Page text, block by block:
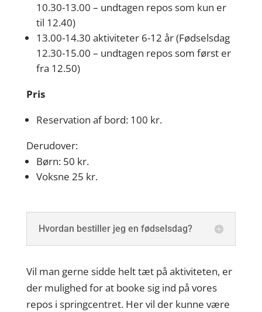
10.30-13.00 – undtagen repos som kun er
til 12.40)
13.00-14.30 aktiviteter 6-12 år (Fødselsdag
12.30-15.00 – undtagen repos som først er
fra 12.50)
Pris
Reservation af bord: 100 kr.
Derudover:
Børn: 50 kr.
Voksne 25 kr.
Hvordan bestiller jeg en fødselsdag?
Vil man gerne sidde helt tæt på aktiviteten, er
der mulighed for at booke sig ind på vores
repos i springcentret. Her vil der kunne være